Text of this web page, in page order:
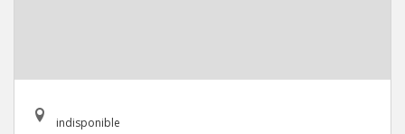
indisponible